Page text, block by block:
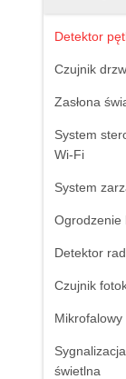
Detektor
Czujnik
Zasłona
System
Wi-Fi
System
Ogrodzenie
Detektor
Czujnik
świetlna